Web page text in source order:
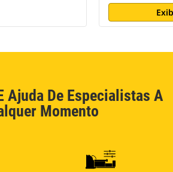
Ajuda De Especialistas A
Momento